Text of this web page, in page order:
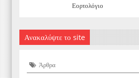
Εορτολόγιο
Ανακαλύψτε το site
Άρθρα